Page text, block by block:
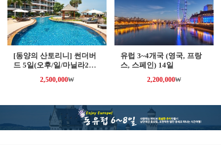
[동양의 산토리니] 썬더버
드 5일(오후/일/마닐라2박,
2,500,000₩
유럽 3~4개국 (영국, 프랑
스, 스페인) 14일
2,200,000₩